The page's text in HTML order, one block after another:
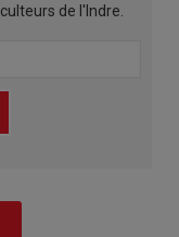
de l'Indre.